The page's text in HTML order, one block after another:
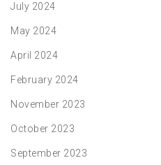
July 2024
May 2024
April 2024
February 2024
November 2023
October 2023
September 2023